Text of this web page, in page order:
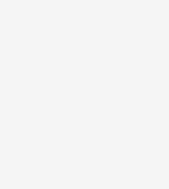
van de interventies
door wie en randvoorwaarden